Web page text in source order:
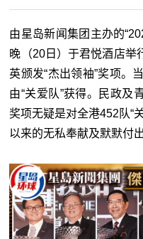
由星岛新闻集团主办的
晚（20日）于君悦酒店举
英颁发“杰出领袖”奖项。
由“关爱队”获得。民政及
奖项无疑是对全港452队“
以来的无私奉献及默默付